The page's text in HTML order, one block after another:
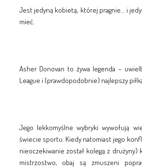
Jest jedyną kobietą, której pragnie... i
mieć.
Asher Donovan to żywa legenda –
League i (prawdopodobnie) najlepszy
Jego lekkomyślne wybryki wywołują
świecie sportu. Kiedy natomiast jego
nieoczekiwanie został kolegą z drużyny)
mistrzostwo, obaj są zmuszeni